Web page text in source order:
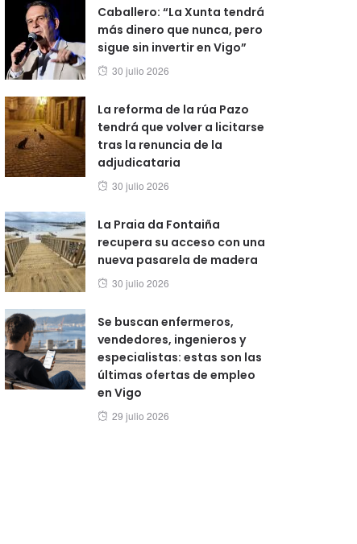
Caballero: “La Xunta tendrá
más dinero que nunca, pero
sigue sin invertir en Vigo”
Posted
30 julio 2026
La reforma de la rúa Pazo
tendrá que volver a licitarse
tras la renuncia de la
adjudicataria
Posted
30 julio 2026
La Praia da Fontaiña
recupera su acceso con una
nueva pasarela de madera
Posted
30 julio 2026
Se buscan enfermeros,
vendedores, ingenieros y
especialistas: estas son las
últimas ofertas de empleo
en Vigo
Posted
29 julio 2026